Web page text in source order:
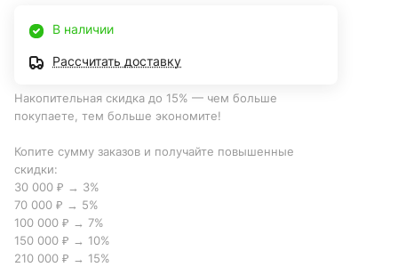
В наличии
Рассчитать доставку
Накопительная скидка до 15% — чем больше
покупаете, тем больше экономите!
Копите сумму заказов и получайте повышенные
скидки:
30 000 ₽ → 3%
70 000 ₽ → 5%
100 000 ₽ → 7%
150 000 ₽ → 10%
210 000 ₽ → 15%